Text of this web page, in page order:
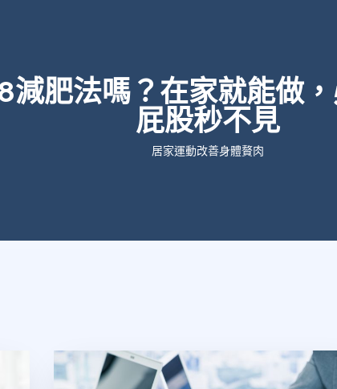
減肥法嗎？在家就能做
屁股秒不見
居家運動改善身體贅肉